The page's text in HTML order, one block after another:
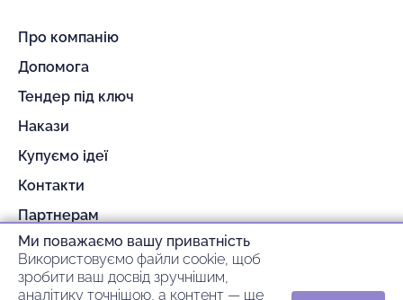
Про компанію
Допомога
Тендер під ключ
Накази
Купуємо ідеї
Контакти
Партнерам
Гарантія та повернення
Оплата та доставка
Ми поважаємо вашу приватність
Використовуємо файли cookie, щоб
зробити ваш досвід зручнішим,
аналітику точнішою, а контент — ще